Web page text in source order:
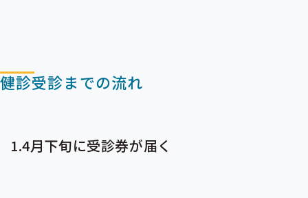
健診受診までの流れ
1.4月下旬に受診券が届く